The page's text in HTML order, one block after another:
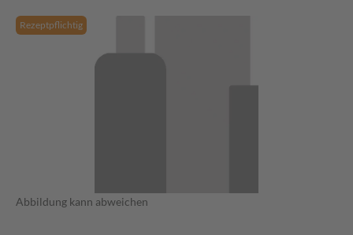
Rezeptpflichtig
Abbildung kann abweichen